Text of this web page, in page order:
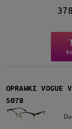
OPRAWKI VOGUE
5078